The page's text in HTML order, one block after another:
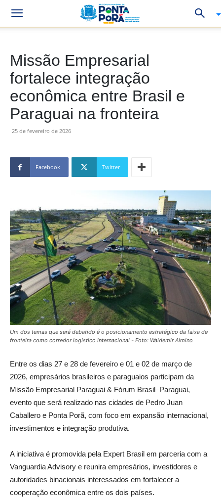
Missão Empresarial
fortalece integração
econômica entre Brasil e
Paraguai na fronteira
25 de fevereiro de 2026
Facebook Twitter
Um dos temas que será debatido é o posicionamento estratégico da faixa de
fronteira como corredor logístico internacional - Foto: Waldemir Almino
Entre os dias 27 e 28 de fevereiro e 01 e 02 de março de
2026, empresários brasileiros e paraguaios participam da
Missão Empresarial Paraguai & Fórum Brasil–Paraguai,
evento que será realizado nas cidades de Pedro Juan
Caballero e Ponta Porã, com foco em expansão internacional,
investimentos e integração produtiva.
A iniciativa é promovida pela Expert Brasil em parceria com a
Vanguardia Advisory e reunira empresários, investidores e
autoridades binacionais interessados em fortalecer a
cooperação econômica entre os dois países.